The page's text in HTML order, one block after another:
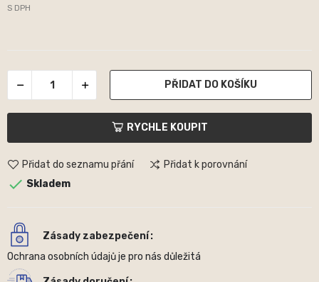
S DPH
PŘIDAT DO KOŠÍKU
RYCHLE KOUPIT
Přidat do seznamu přání Přidat k porovnání
 Skladem
Zásady zabezpečení
Ochrana osobních údajů je pro nás důležitá